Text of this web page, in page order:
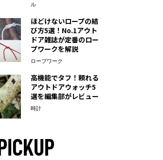
ル
ほどけないロープの結
び方5選！No.1アウト
ドア雑誌が定番のロー
プワークを解説
ロープワーク
高機能でタフ！頼れる
アウトドアウォッチ5
選を編集部がレビュー
時計
PICKUP